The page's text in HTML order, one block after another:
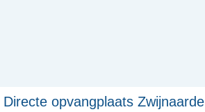
Directe opvangplaats Zwijnaarde